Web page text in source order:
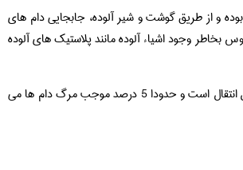
بوده و از طریق گوشت و شیر آلوده، جابجایی دام های
بخاطر وجود اشیاء آلوده مانند پلاستیک های آلوده
این بیماری به راحتی قابل انتقال است و حدودا 5 درصد موجب مرگ دام ها می